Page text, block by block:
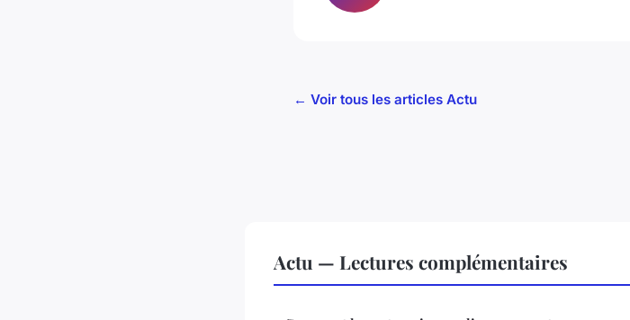
← Voir tous les articles Actu
Actu — Lectures complémentaires